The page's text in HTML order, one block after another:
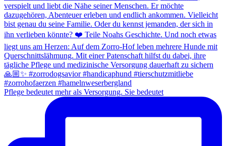
Pflege bedeutet mehr als Versorgung. Sie bedeutet